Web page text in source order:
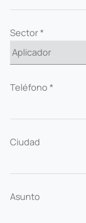
Sector *
Teléfono *
Ciudad
Asunto